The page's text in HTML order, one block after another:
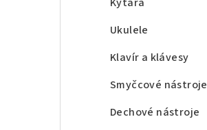
Ukulele
Klavír a klávesy
Smyčcové nástroje
Dechové nástroje